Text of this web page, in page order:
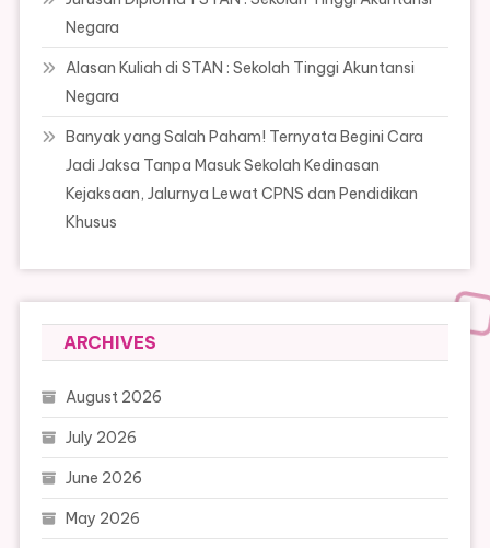
Negara
Alasan Kuliah di STAN : Sekolah Tinggi Akuntansi
Negara
Banyak yang Salah Paham! Ternyata Begini Cara
Jadi Jaksa Tanpa Masuk Sekolah Kedinasan
Kejaksaan, Jalurnya Lewat CPNS dan Pendidikan
Khusus
ARCHIVES
August 2026
July 2026
June 2026
May 2026